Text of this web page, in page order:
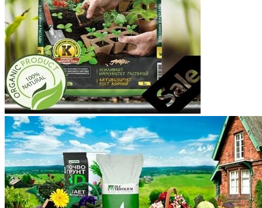
Костромская область
Краснодарский край
Красноярский край
Крым
Курганская область
Курская область
Ленинградская область
Липецкая область
Магаданская область